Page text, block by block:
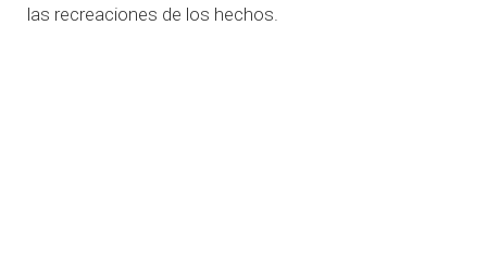
las recreaciones de los hechos.